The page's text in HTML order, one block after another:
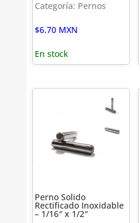
Categoría: Pernos
$6.70 MXN
En stock
Perno Solido
Rectificado Inoxidable
– 1/16″ x 1/2″